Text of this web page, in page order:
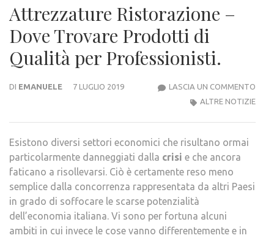
Attrezzature Ristorazione –
Dove Trovare Prodotti di
Qualità per Professionisti.
DI EMANUELE 7 LUGLIO 2019 LASCIA UN COMMENTO
ALTRE NOTIZIE
Esistono diversi settori economici che risultano ormai
particolarmente danneggiati dalla crisi e che ancora
faticano a risollevarsi. Ciò è certamente reso meno
semplice dalla concorrenza rappresentata da altri Paesi
in grado di soffocare le scarse potenzialità
dell’economia italiana. Vi sono per fortuna alcuni
ambiti in cui invece le cose vanno differentemente e in